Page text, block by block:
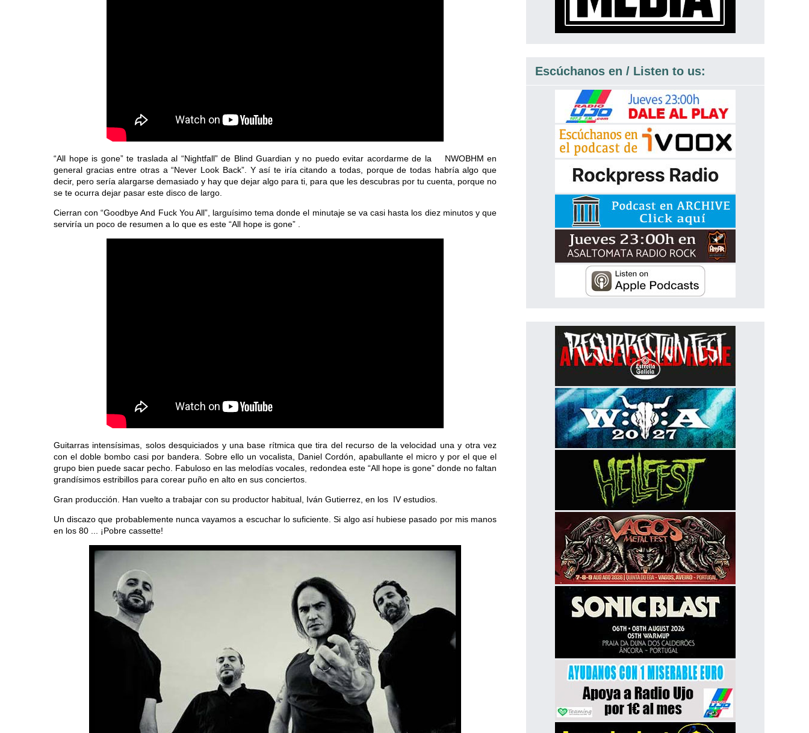
“All hope is gone” te traslada al “Nightfall” de Blind Guardian y no puedo evitar acordarme de la NWOBHM en
general gracias entre otras a “Never Look Back”. Y así te iría citando a todas, porque de todas habría algo que
decir, pero sería alargarse demasiado y hay que dejar algo para ti, para que les descubras por tu cuenta, porque no
se te ocurra dejar pasar este disco de largo.
Cierran con “Goodbye And Fuck You All”, larguísimo tema donde el minutaje se va casi hasta los diez minutos y que
serviría un poco de resumen a lo que es este “All hope is gone” .
Guitarras intensísimas, solos desquiciados y una base rítmica que tira del recurso de la velocidad una y otra vez
con el doble bombo casi por bandera. Sobre ello un vocalista, Daniel Cordón, apabullante el micro y por el que el
grupo bien puede sacar pecho. Fabuloso en las melodías vocales, redondea este “All hope is gone” donde no faltan
grandísimos estribillos para corear puño en alto en sus conciertos.
Gran producción. Han vuelto a trabajar con su productor habitual, Iván Gutierrez, en los IV estudios.
Un discazo que probablemente nunca vayamos a escuchar lo suficiente. Si algo así hubiese pasado por mis manos
en los 80 ... ¡Pobre cassette!
Escúchanos en / Listen to us: